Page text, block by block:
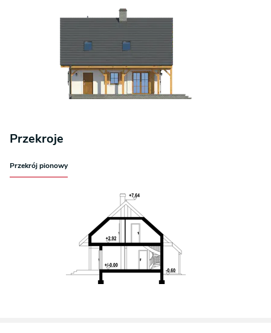
Przekroje
Przekrój pionowy